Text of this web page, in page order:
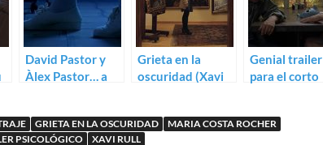
David Pastor y
Àlex Pastor… a
Grieta en la
oscuridad (Xavi
Genial trailer
para el corto
GRIETA EN LA OSCURIDAD
MARIA COSTA ROCHER
PSICOLÓGICO XAVI RULL